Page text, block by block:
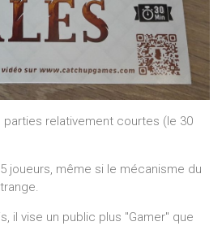
parties relativement courtes (le 30
joueurs, même si le mécanisme du
il vise un public plus "Gamer" que